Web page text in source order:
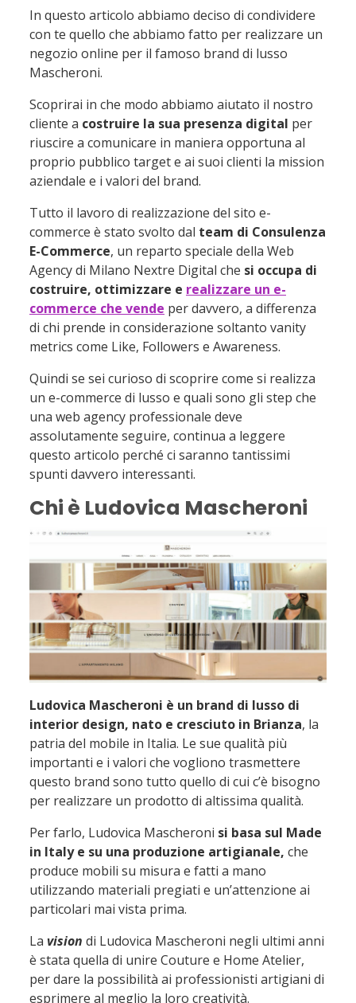
Le fasi per la realizzazione di un sito e-
commerce di lusso
4.1 Analisi SEO
4.2 Contatto preliminare tra Web Agency
e cliente
4.3 Sviluppo del sito e-commerce
4.4 Operazioni di Back-End e inserimento
prodotti
pubblicazione
4.6 Pubblicazione del sito e-commerce e
monitoraggio
Perché scegliere Consulenza E-Commerce
per la realizzazione di un negozio online
In questo articolo abbiamo deciso di condividere
con te quello che abbiamo fatto per realizzare un
negozio online per il famoso brand di lusso
Mascheroni.
Scoprirai in che modo abbiamo aiutato il nostro
cliente a costruire la sua presenza digital per
riuscire a comunicare in maniera opportuna al
proprio pubblico target e ai suoi clienti la mission
aziendale e i valori del brand.
Tutto il lavoro di realizzazione del sito e-
commerce è stato svolto dal team di Consulenza
E-Commerce, un reparto speciale della Web
Agency di Milano Nextre Digital che si occupa di
costruire, ottimizzare e realizzare un e-
commerce che vende per davvero, a differenza
di chi prende in considerazione soltanto vanity
metrics come Like, Followers e Awareness.
Quindi se sei curioso di scoprire come si realizza
un e-commerce di lusso e quali sono gli step che
una web agency professionale deve
assolutamente seguire, continua a leggere
questo articolo perché ci saranno tantissimi
spunti davvero interessanti.
Chi è Ludovica Mascheroni
Ludovica Mascheroni è un brand di lusso di
interior design, nato e cresciuto in Brianza, la
patria del mobile in Italia. Le sue qualità più
importanti e i valori che vogliono trasmettere
questo brand sono tutto quello di cui c’è bisogno
per realizzare un prodotto di altissima qualità.
Per farlo, Ludovica Mascheroni si basa sul Made
in Italy e su una produzione artigianale, che
produce mobili su misura e fatti a mano
utilizzando materiali pregiati e un’attenzione ai
particolari mai vista prima.
La vision di Ludovica Mascheroni negli ultimi anni
è stata quella di unire Couture e Home Atelier,
per dare la possibilità ai professionisti artigiani di
esprimere al meglio la loro creatività.